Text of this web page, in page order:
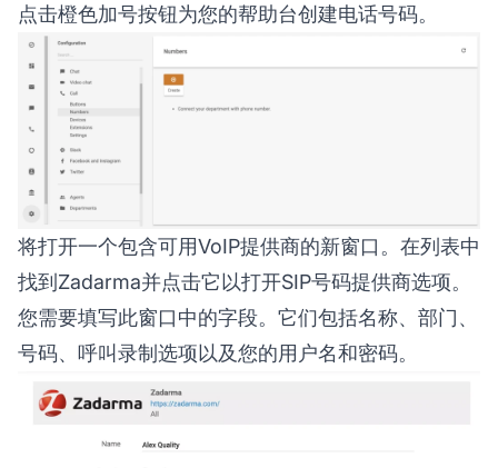
点击橙色加号按钮为您的帮助台创建电话号码。
将打开一个包含可用VoIP提供商的新窗口。在列表中
找到Zadarma并点击它以打开SIP号码提供商选项。
您需要填写此窗口中的字段。它们包括名称、部门、
号码、呼叫录制选项以及您的用户名和密码。